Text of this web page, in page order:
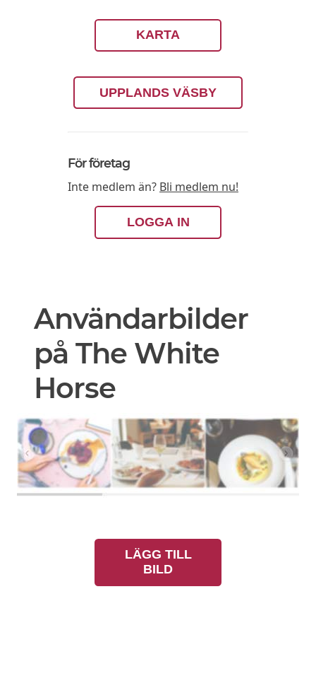
KARTA
UPPLANDS VÄSBY
För företag
Inte medlem än? Bli medlem nu!
LOGGA IN
Användarbilder
på The White
Horse
LÄGG TILL
BILD